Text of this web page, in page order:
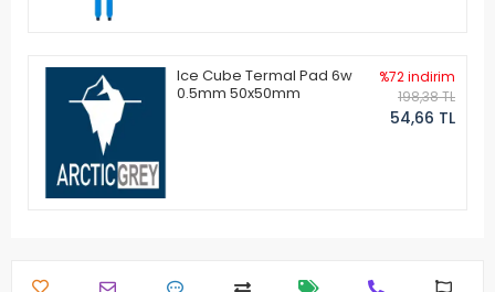
Ice Cube Termal Pad 6w
0.5mm 50x50mm
%72 indirim
198,38 TL
54,66 TL